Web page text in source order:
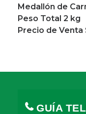
Medallón de
Peso Total 2 kg
Precio de Venta
GUÍA